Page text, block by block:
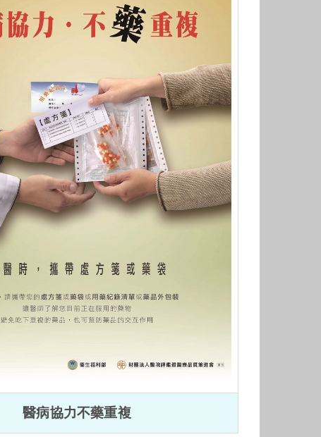
醫病協力不藥重複